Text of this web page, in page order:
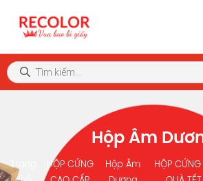
Hộp Âm
Trang
HỘP CỨNG
Hộp Âm
HỘP